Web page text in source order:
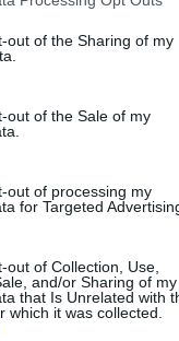
out of the Sharing of my
out of the Sale of my
out of processing my
for Targeted
out of Collection, Use,
and/or Sharing of my
that Is Unrelated with
which it was collected.
των 2 GW
την πώληση
ευρώ
1,76%,
αρχές
του
Γιάννης
στη θέση